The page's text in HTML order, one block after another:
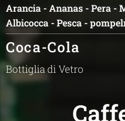
Arancia - Ananas - Pera -
Albicocca - Pesca -
Coca-Cola
Bottiglia di Vetro